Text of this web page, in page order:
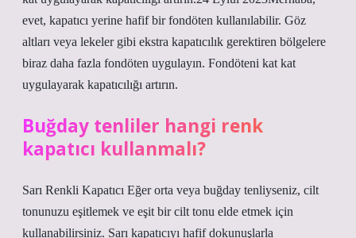
evet, kapatıcı yerine hafif bir fondöten kullanılabilir. Göz
altları veya lekeler gibi ekstra kapatıcılık gerektiren bölgelere
biraz daha fazla fondöten uygulayın. Fondöteni kat kat
uygulayarak kapatıcılığı artırın.
Buğday tenliler hangi renk
kapatıcı kullanmalı?
Sarı Renkli Kapatıcı Eğer orta veya buğday tenliyseniz, cilt
tonunuzu eşitlemek ve eşit bir cilt tonu elde etmek için
kullanabilirsiniz. Sarı kapatıcıyı hafif dokunuşlarla